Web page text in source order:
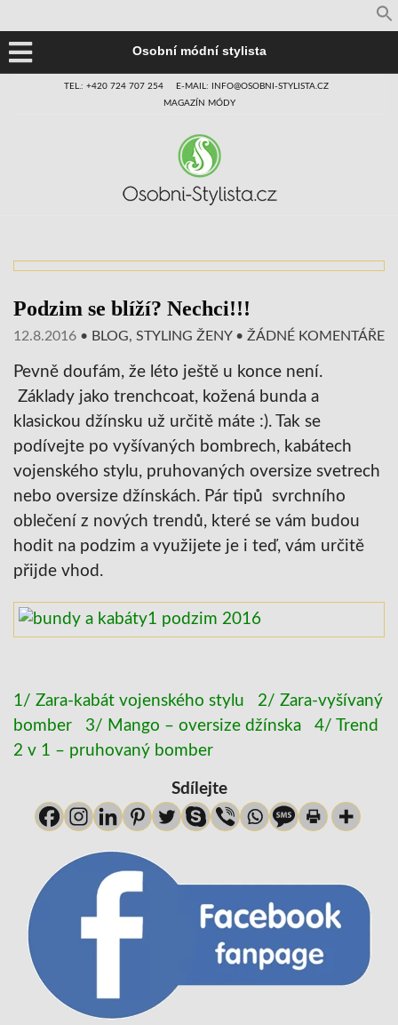
Osobní módní stylista
TEL.: +420 724 707 254
E-MAIL: INFO@OSOBNI-STYLISTA.CZ
MAGAZÍN MÓDY
Podzim se blíží? Nechci!!!
12.8.2016 • BLOG, STYLING ŽENY• ŽÁDNÉ KOMENTÁŘE
Pevně doufám, že léto ještě u konce není.
Základy jako trenchcoat, kožená bunda a
klasickou džínsku už určitě máte :). Tak se
podívejte po vyšívaných bombrech, kabátech
vojenského stylu, pruhovaných oversize svetrech
nebo oversize džínskách. Pár tipů svrchního
oblečení z nových trendů, které se vám budou
hodit na podzim a využijete je i teď, vám určitě
přijde vhod.
1/ Zara-kabát vojenského stylu
2/ Zara-vyšívaný
bomber
3/ Mango – oversize džínska
4/ Trend
2 v 1 – pruhovaný bomber
Sdílejte